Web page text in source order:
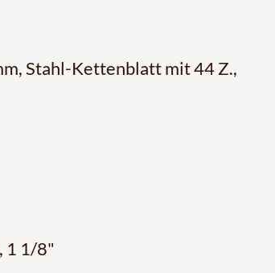
Stahl-Kettenblatt mit 44 Z.,
1 1/8"